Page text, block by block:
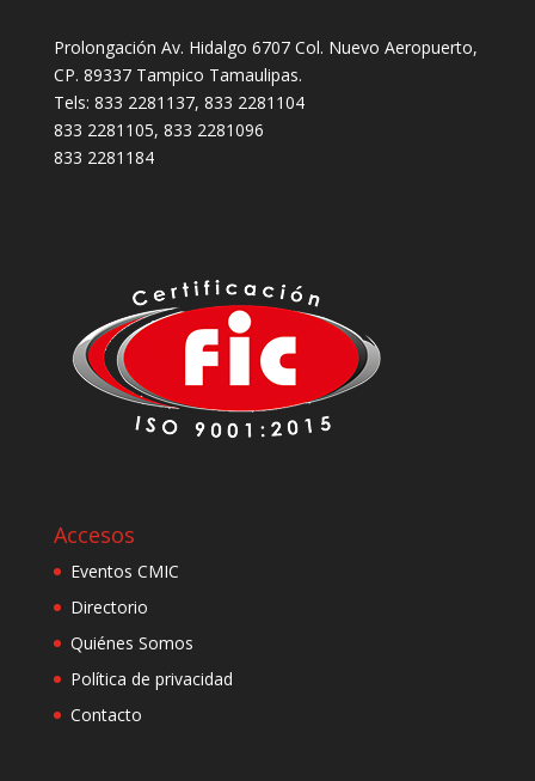
Prolongación Av. Hidalgo 6707 Col. Nuevo Aeropuerto,
CP. 89337 Tampico Tamaulipas.
Tels: 833 2281137, 833 2281104
833 2281105, 833 2281096
833 2281184
Accesos
Eventos CMIC
Directorio
Quiénes Somos
Política de privacidad
Contacto